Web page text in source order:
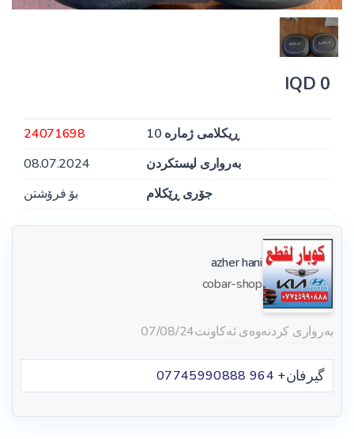
0 IQD
ڕیکلامی ژمارە 10
24071698
بەرواری لیستکردن
08.07.2024
جۆری ڕێکلام
بۆ فرۆشتن
azher hani
cobar-shop
بەرواری کردنەوەی ئەکاونت07/08/24
گیرفان+ 964 07745990888